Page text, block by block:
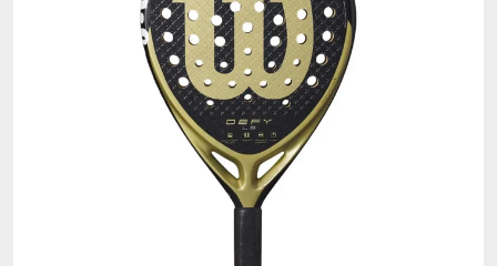
Komparator